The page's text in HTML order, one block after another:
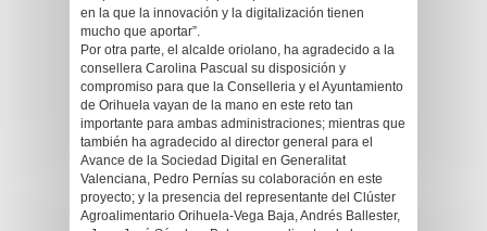
en la que la innovación y la digitalización tienen
mucho que aportar”.
Por otra parte, el alcalde oriolano, ha agradecido a la
consellera Carolina Pascual su disposición y
compromiso para que la Conselleria y el Ayuntamiento
de Orihuela vayan de la mano en este reto tan
importante para ambas administraciones; mientras que
también ha agradecido al director general para el
Avance de la Sociedad Digital en Generalitat
Valenciana, Pedro Pernías su colaboración en este
proyecto; y la presencia del representante del Clúster
Agroalimentario Orihuela-Vega Baja, Andrés Ballester,